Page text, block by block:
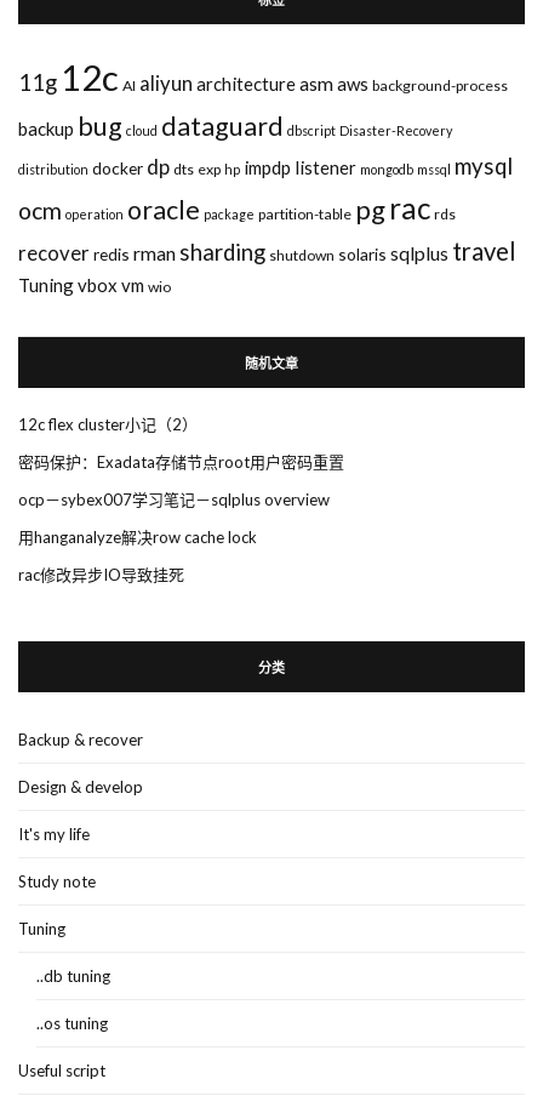
11g 12c AI aliyun architectureasmaws background-process
backup bug cloud dataguard dbscript Disaster-Recovery
distribution docker dp dts exp hp impdp listener mongodb mssql mysql
ocm operation oracle package partition-table pgrac rds
recover redis rman sharding shutdown solaris sqlplus travel
Tuningvbox vm wio
随机文章
12c flex cluster小记（2）
密码保护：Exadata存储节点root用户密码重置
ocp－sybex007学习笔记－sqlplus overview
用hanganalyze解决row cache lock
rac修改异步IO导致挂死
分类
Backup & recover
Design & develop
It's my life
Study note
Tuning
..db tuning
..os tuning
Useful script